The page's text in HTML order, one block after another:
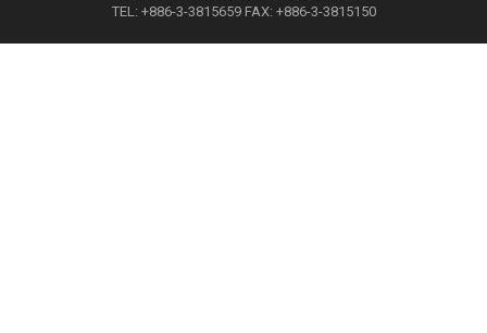
TEL: +886-3-3815659 FAX: +886-3-3815150